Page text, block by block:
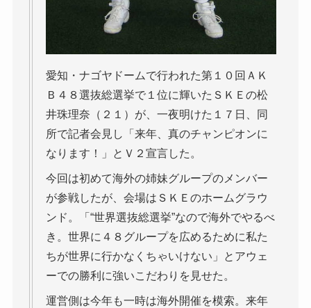
愛知・ナゴヤドームで行われた第１０回ＡＫ
Ｂ４８選抜総選挙で１位に輝いたＳＫＥの松
井珠理奈（２１）が、一夜明けた１７日、同
所で記者会見し「来年、真のチャンピオンに
なります！」とＶ２宣言した。
今回は初めて海外の姉妹グループのメンバー
が参戦したが、会場はＳＫＥのホームグラウ
ンド。「“世界選抜総選挙”なので海外でやるべ
き。世界に４８グループを広めるために私た
ちが世界に行かなくちゃいけない」とアウェ
ーでの勝利に強いこだわりを見せた。
運営側は今年も一時は海外開催を模索。来年